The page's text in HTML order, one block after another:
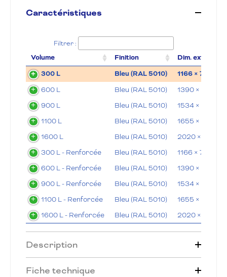
Caractéristiques
Filtrer :
Volume Finition
Dim. ext.
300 L
Bleu (RAL 5010) 1166 × 790 ×
600 L Bleu (RAL 5010)
1390 × 955 ×
900 L
Bleu (RAL 5010)
1534 × 1180 ×
1100 L
Bleu (RAL 5010)
1655 × 1180 ×
1600 L
Bleu (RAL 5010)
2020 × 1180 ×
300 L - Renforcée
Bleu (RAL 5010)
1166 × 790 ×
600 L - Renforcée
Bleu (RAL 5010)
1390 × 955 ×
900 L - Renforcée
Bleu (RAL 5010)
1534 × 1180 ×
1100 L - Renforcée
Bleu (RAL 5010)
1655 × 1180 ×
1600 L - Renforcée
Bleu (RAL 5010) 2020 × 1180 ×
Description
Fiche technique